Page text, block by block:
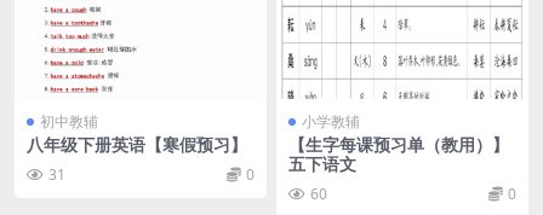
初中教辅
八年级下册英语【寒假预习】
31 0
小学教辅
【生字每课预习单（教用）】
五下语文
60 0